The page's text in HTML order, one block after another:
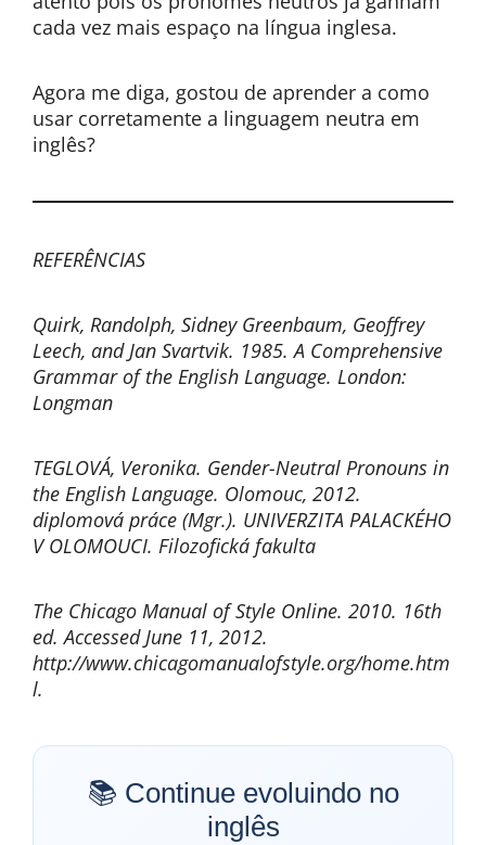
cada vez mais espaço na língua inglesa.
Agora me diga, gostou de aprender a como
usar corretamente a linguagem neutra em
inglês?
REFERÊNCIAS
Quirk, Randolph, Sidney Greenbaum, Geoffrey
Leech, and Jan Svartvik. 1985. A Comprehensive
Grammar of the English Language. London:
Longman
TEGLOVÁ, Veronika. Gender-Neutral Pronouns in
the English Language. Olomouc, 2012.
diplomová práce (Mgr.). UNIVERZITA PALACKÉHO
V OLOMOUCI. Filozofická fakulta
The Chicago Manual of Style Online. 2010. 16th
ed. Accessed June 11, 2012.
http://www.chicagomanualofstyle.org/home.htm
l.
📚 Continue evoluindo no
inglês